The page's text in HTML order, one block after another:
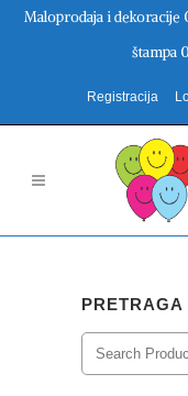
Maloprodaja i
štampa
Registracija
PRETRAGA